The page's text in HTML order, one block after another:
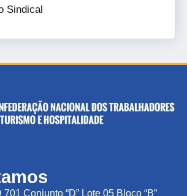
Sindical
Conjunto “D” Lote 05 Bloco “B”